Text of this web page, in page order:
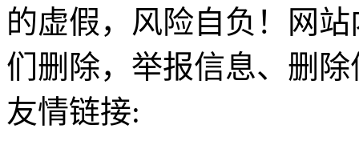
的虚假，风险自负！网
们删除，举报信息、删
友情链接: